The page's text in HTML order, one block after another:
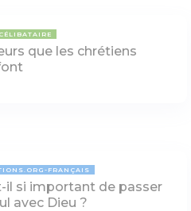
CÉLIBATAIRE
que les chrétiens
FRANÇAIS
il si important de passer
avec Dieu ?